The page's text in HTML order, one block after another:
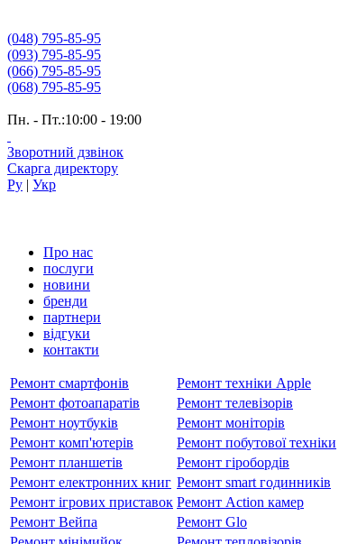
(048) 795-85-95
(093) 795-85-95
(066) 795-85-95
(068) 795-85-95
Пн. - Пт.:10:00 - 19:00
Зворотний дзвінок
Скарга директору
Ру | Укр
Про нас
послуги
новини
бренди
партнери
вiдгуки
контакти
Ремонт смартфонів Ремонт техніки Apple
Ремонт фотоапаратів
Ремонт телевізорів
Ремонт ноутбуків
Ремонт моніторів
Ремонт комп'ютерів
Ремонт побутової техніки
Ремонт планшетів
Ремонт гіробордів
Ремонт електронних книг Ремонт smart годинників
Ремонт ігрових приставок Ремонт Action камер
Ремонт Вейпа
Ремонт Glo